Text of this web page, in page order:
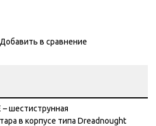
Добавить в сравнение
– шестиструнная
в корпусе типа Dreadnought